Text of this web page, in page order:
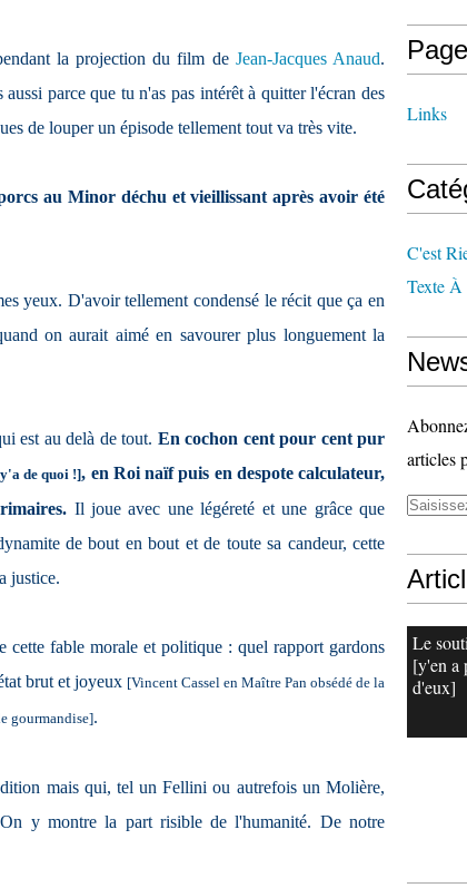
la projection du film de Jean-Jacques Anaud.
parce que tu n'as pas intérêt à quitter l'écran des
de louper un épisode tellement tout va très vite.
au Minor déchu et vieillissant après avoir été
yeux. D'avoir tellement condensé le récit que ça en
on aurait aimé en savourer plus longuement la
est au delà de tout. En cochon cent pour cent pur
de quoi !], en Roi naïf puis en despote calculateur,
Il joue avec une légéreté et une grâce que
de bout en bout et de toute sa candeur, cette
justice.
fable morale et politique : quel rapport gardons
brut et joyeux [Vincent Cassel en Maître Pan obsédé de la
gourmandise].
mais qui, tel un Fellini ou autrefois un Molière,
y montre la part risible de l'humanité. De notre
Links
C'est
Texte
articles
Le
[y'en a
d'eux]